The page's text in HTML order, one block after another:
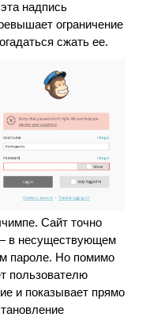
надпись
ограничение
сжать ее.
Сайт точно
в несуществующем
пароле. Но помимо
пользователю
и показывает прямо